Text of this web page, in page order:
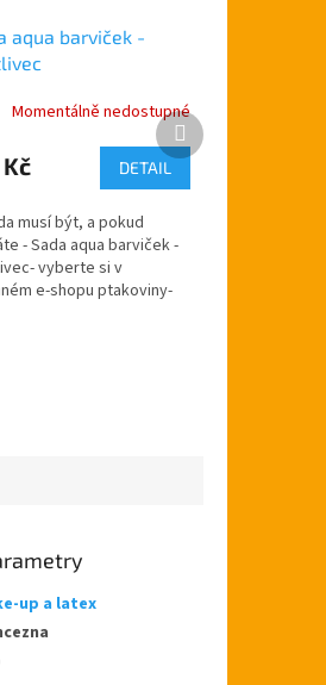
aqua barviček -
Momentálně nedostupné
Kč DETAIL
musí být, a pokud
- Sada aqua barviček -
vyberte si v
e-shopu ptakoviny-
Další
produkt
up a latex